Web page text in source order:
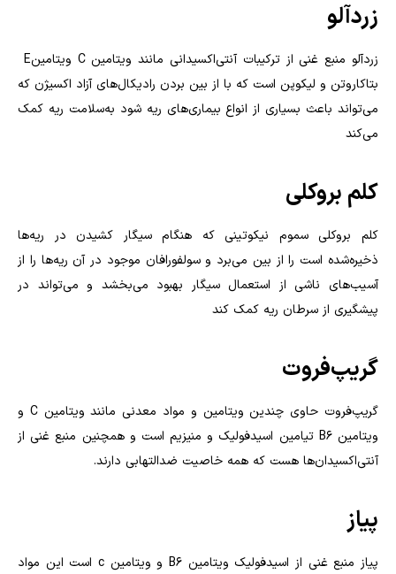
زردآلو
زردآلو منبع غنی از ترکیبات آنتی‌اکسیدانی مانند ویتامین C ویتامینE
بتاکاروتن و لیکوپن است که با از بین بردن رادیکال‌های آزاد اکسیژن که
می‌تواند باعث بسیاری از انواع بیماری‌های ریه شود به‌سلامت ریه کمک
می‌کند
کلم بروکلی
کلم بروکلی سموم نیکوتینی که هنگام سیگار کشیدن در ریه‌ها
ذخیره‌شده است را از بین می‌برد و سولفورافان موجود در آن ریه‌ها را از
آسیب‌های ناشی از استعمال سیگار بهبود می‌بخشد و می‌تواند در
پیشگیری از سرطان ریه کمک کند
گریپ‌فروت
گریپ‌فروت حاوی چندین ویتامین و مواد معدنی مانند ویتامین C و
ویتامین B6تیامین اسیدفولیک و منیزیم است و همچنین منبع غنی از
آنتی‌اکسیدان‌ها هست که همه خاصیت ضدالتهابی دارند.
پیاز
پیاز منبع غنی از اسیدفولیک ویتامین B6 و ویتامین c است این مواد